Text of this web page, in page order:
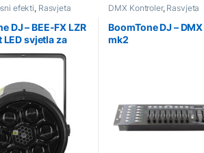
efekti, Rasvjeta
DJ – BEE-FX LZR
svjetla za
DMX Kontroler, Rasvjeta
BoomTone DJ –
mk2